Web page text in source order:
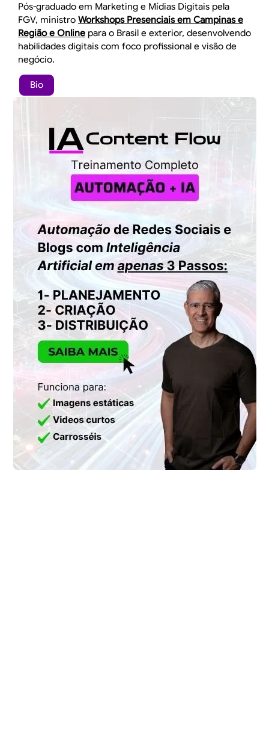
Pós-graduado em Marketing e Mídias Digitais pela
FGV, ministro Workshops Presenciais em Campinas e
Região e Online para o Brasil e exterior, desenvolvendo
habilidades digitais com foco profissional e visão de
negócio.
Bio